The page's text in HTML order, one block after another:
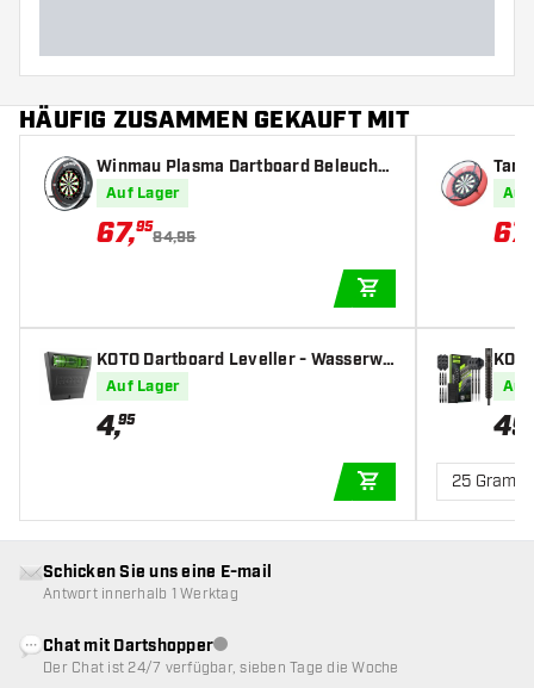
HÄUFIG ZUSAMMEN GEKAUFT MIT
Winmau Plasma Dartboard Beleuchtu
ng
Auf Lager
67,95
84,95
KOTO Dartboard Leveller - Wasserwa
age
Auf Lager
4,95
IN DEN
ng
Auf
67
Auf
49
25 Gramm
Schicken Sie uns eine E-mail
Antwort innerhalb 1 Werktag
Chat mit DartshopperKundenservice nicht verfügbar
Der Chat ist 24/7 verfügbar, sieben Tage die Woche